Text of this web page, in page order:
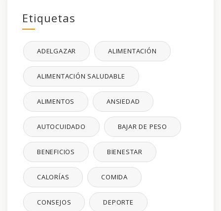
Etiquetas
ADELGAZAR ALIMENTACIÓN
ALIMENTACIÓN SALUDABLE
ALIMENTOS ANSIEDAD
AUTOCUIDADO BAJAR DE PESO
BENEFICIOS BIENESTAR
CALORÍAS COMIDA
CONSEJOS DEPORTE